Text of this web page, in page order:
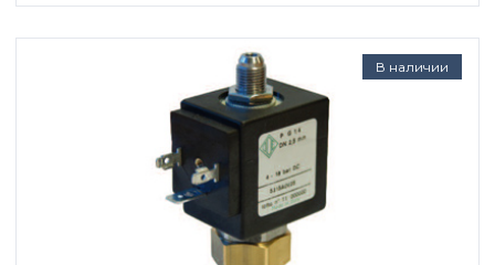
В наличии